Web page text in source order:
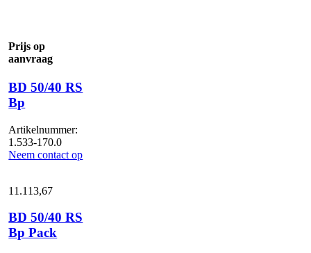
Prijs op
aanvraag
BD 50/40 RS
Bp
Artikelnummer:
1.533-170.0
Neem contact op
11.113,67
BD 50/40 RS
Bp Pack